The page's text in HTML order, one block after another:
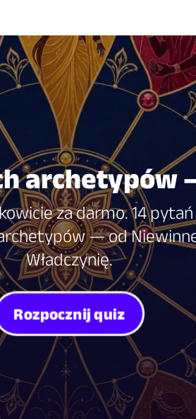
archetypów
za darmo. 14
— od
Władczynię.
Rozpocznij quiz